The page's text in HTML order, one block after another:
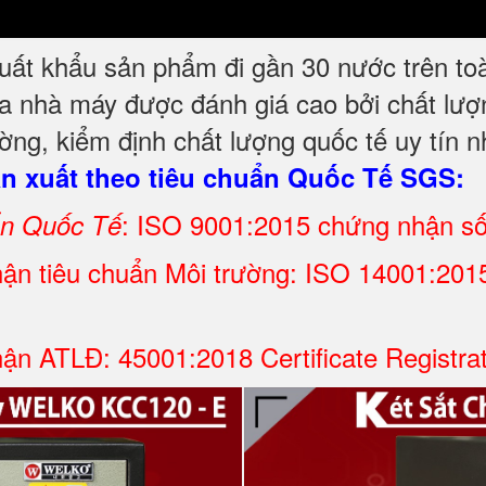
khẩu sản phẩm đi gần 30 nước trên
nhà máy được đánh giá cao bởi chất
kiểm định chất lượng quốc tế uy tín
xuất theo tiêu chuẩn Quốc Tế SGS:
Quốc Tế: ISO 9001:2015 chứng nhận
tiêu chuẩn Môi trường: ISO
ATLĐ: 45001:2018 Certificate